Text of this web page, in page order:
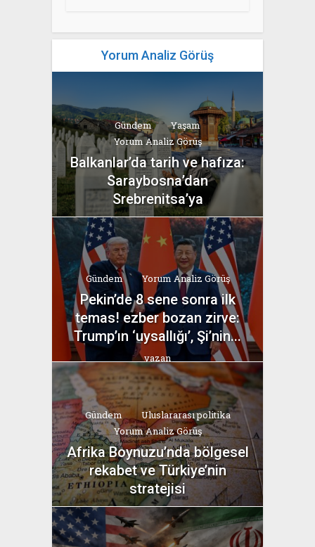
Yorum Analiz Görüş
Gündem
Yaşam
Yorum Analiz Görüş
Balkanlar’da tarih ve hafıza:
Saraybosna’dan
Srebrenitsa’ya
yazan
Bahri Ak
Gündem Yorum Analiz Görüş
Pekin’de 8 sene sonra ilk
temas! ezber bozan zirve:
Trump’ın ‘uysallığı’, Şi’nin...
yazan
Bahri Ak
Gündem
Uluslararası politika
Yorum Analiz Görüş
Afrika Boynuzu’nda bölgesel
rekabet ve Türkiye’nin
stratejisi
yazan
Bahri Ak